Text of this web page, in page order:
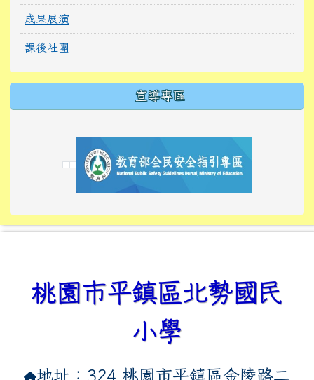
成果展演
課後社團
宣導專區
link to https://
link to https://10000.gov.tw/
link to https://
link to https://10000.gov.tw/
link to https://
link to https://
link to https://i.win.org.tw/
link to https://
link to https://
link to https://
link to https://
桃園市平鎮區北勢國民
小學
地址：324 桃園市平鎮區金陵路二